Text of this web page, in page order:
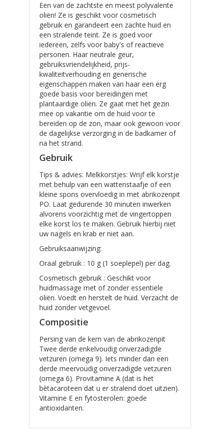
Een van de zachtste en meest polyvalente
oliën! Ze is geschikt voor cosmetisch
gebruik en garandeert een zachte huid en
een stralende teint. Ze is goed voor
iedereen, zelfs voor baby's of reactieve
personen. Haar neutrale geur,
gebruiksvriendelijkheid, prijs-
kwaliteitverhouding en generische
eigenschappen maken van haar een erg
goede basis voor bereidingen met
plantaardige oliën. Ze gaat met het gezin
mee op vakantie om de huid voor te
bereiden op de zon, maar ook gewoon voor
de dagelijkse verzorging in de badkamer of
na het strand.
Gebruik
Tips & advies: Melkkorstjes: Wrijf elk korstje
met behulp van een wattenstaafje of een
kleine spons overvloedig in met abrikozenpit
PO. Laat gedurende 30 minuten inwerken
alvorens voorzichtig met de vingertoppen
elke korst los te maken. Gebruik hierbij niet
uw nagels en krab er niet aan.
Gebruiksaanwijzing:
Oraal gebruik : 10 g (1 soeplepel) per dag.
Cosmetisch gebruik : Geschikt voor
huidmassage met of zonder essentiële
oliën. Voedt en herstelt de huid. Verzacht de
huid zonder vetgevoel.
Compositie
Persing van de kern van de abrikozenpit
Twee derde enkelvoudig onverzadigde
vetzuren (omega 9). Iets minder dan een
derde meervoudig onverzadigde vetzuren
(omega 6). Provitamine A (dat is het
bètacaroteen dat u er stralend doet uitzien).
Vitamine E en fytosterolen: goede
antioxidanten.